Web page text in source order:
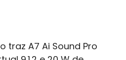
traz A7 Ai Sound Pro